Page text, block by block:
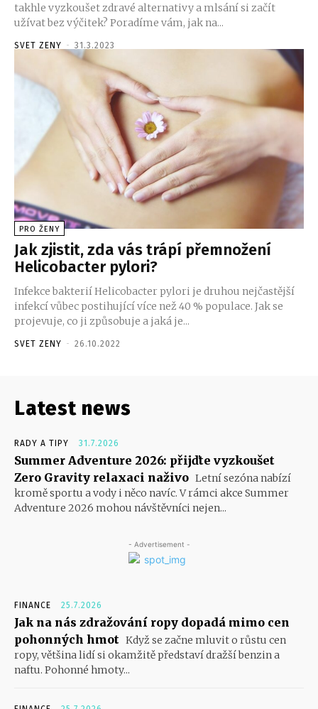
takhle vyzkoušet zdravé alternativy a mlsání si začít
užívat bez výčitek? Poradíme vám, jak na...
SVET ZENY - 31.3.2023
PRO ŽENY
Jak zjistit, zda vás trápí přemnožení
Helicobacter pylori?
Infekce bakterií Helicobacter pylori je druhou nejčastější
infekcí vůbec postihující více než 40 % populace. Jak se
projevuje, co ji způsobuje a jaká je...
SVET ZENY - 26.10.2022
Latest news
RADY A TIPY 31.7.2026
Summer Adventure 2026: přijďte vyzkoušet
Zero Gravity relaxaci naživo Letní sezóna nabízí
kromě sportu a vody i něco navíc. V rámci akce Summer
Adventure 2026 mohou návštěvníci nejen...
- Advertisement -
FINANCE 25.7.2026
Jak na nás zdražování ropy dopadá mimo cen
pohonných hmot Když se začne mluvit o růstu cen
ropy, většina lidí si okamžitě představí dražší benzin a
naftu. Pohonné hmoty...